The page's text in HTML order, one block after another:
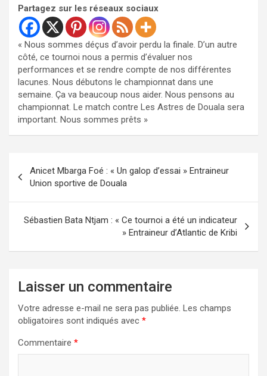
Partagez sur les réseaux sociaux
« Nous sommes déçus d’avoir perdu la finale. D’un autre
côté, ce tournoi nous a permis d’évaluer nos
performances et se rendre compte de nos différentes
lacunes. Nous débutons le championnat dans une
semaine. Ça va beaucoup nous aider. Nous pensons au
championnat. Le match contre Les Astres de Douala sera
important. Nous sommes prêts »
de
l’article
Anicet Mbarga Foé : « Un galop d’essai » Entraineur
Union sportive de Douala
Sébastien Bata Ntjam : « Ce tournoi a été un indicateur
» Entraineur d’Atlantic de Kribi
Laisser un commentaire
Votre adresse e-mail ne sera pas publiée. Les champs
obligatoires sont indiqués avec *
Commentaire *